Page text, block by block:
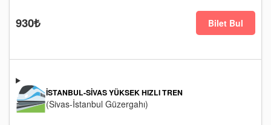
930₺ Bilet Bul
İSTANBUL-SIVAS YÜKSEK HIZLI TREN
(Sivas-İstanbul Güzergahı)